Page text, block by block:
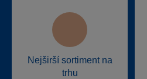
Nejširší sortiment na
trhu